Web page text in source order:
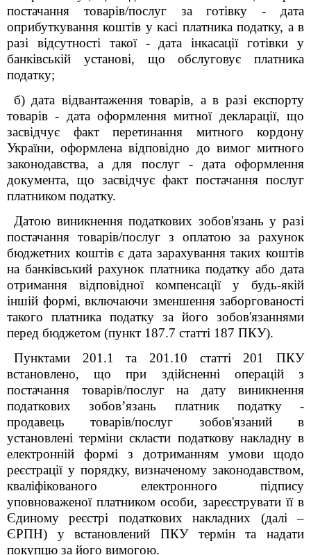
постачання товарів/послуг за готівку - дата
оприбуткування коштів у касі платника податку, а в
разі відсутності такої - дата інкасації готівки у
банківській установі, що обслуговує платника
податку;
б) дата відвантаження товарів, а в разі експорту
товарів - дата оформлення митної декларації, що
засвідчує факт перетинання митного кордону
України, оформлена відповідно до вимог митного
законодавства, а для послуг - дата оформлення
документа, що засвідчує факт постачання послуг
платником податку.
Датою виникнення податкових зобов'язань у разі
постачання товарів/послуг з оплатою за рахунок
бюджетних коштів є дата зарахування таких коштів
на банківський рахунок платника податку або дата
отримання відповідної компенсації у будь-якій
іншій формі, включаючи зменшення заборгованості
такого платника податку за його зобов'язаннями
перед бюджетом (пункт 187.7 статті 187 ПКУ).
Пунктами 201.1та 201.10 статті 201 ПКУ
встановлено, що при здійсненні операцій з
постачання товарів/послуг на дату виникнення
податкових зобов’язань платник податку -
продавець товарів/послуг зобов'язаний в
установлені терміни скласти податкову накладну в
електронній формі з дотриманням умови щодо
реєстрації у порядку, визначеному законодавством,
кваліфікованого електронного підпису
уповноваженої платником особи, зареєструвати її в
Єдиному реєстрі податкових накладних (далі –
ЄРПН) у встановлений ПКУ термінта надати
покупцю за його вимогою.